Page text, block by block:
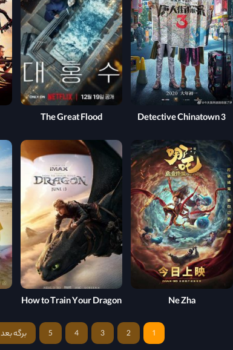
Detective Chinatown 3
The Great Flood
Ne Zha
How to Train Your Dragon
1
2
3
4
5 برگه بعد